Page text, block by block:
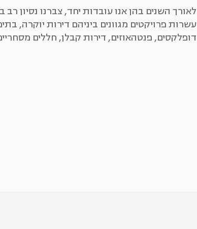
לאורך השנים בהן אנו עובדות יחד, צברנו נסיון רב
עשרות פרויקטים מגוונים ביניהם דירות יוקרה,
דופלקסים, פנטהאוזים, דירות קבלן, חללים